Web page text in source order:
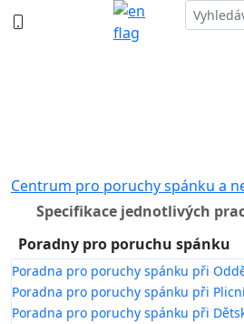
Centrum pro poruchy spánku a
Specifikace jednotlivých
Poradny pro poruchu spánku
Poradna pro poruchy spánku při
Poradna pro poruchy spánku při
Poradna pro poruchy spánku při